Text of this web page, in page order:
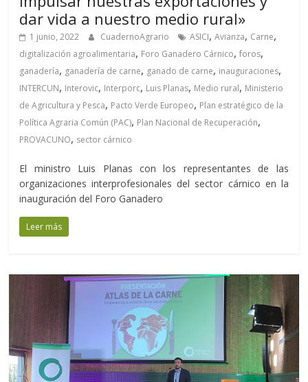
dar vida a nuestro medio rural»
1 junio, 2022 CuadernoAgrario ASICI,Avianza, Carne,
digitalización agroalimentaria, Foro Ganadero Cárnico,foros,
ganadería, ganadería de carne, ganado de carne, inauguraciones,
INTERCUN, Interovic, Interporc, Luis Planas, Medio rural, Ministerio
de Agricultura y Pesca, Pacto Verde Europeo, Plan estratégico de la
Política Agraria Común (PAC), Plan Nacional de Recuperación,
PROVACUNO, sector cárnico
El ministro Luis Planas con los representantes de las
organizaciones interprofesionales del sector cárnico en la
inauguración del Foro Ganadero
Leer más